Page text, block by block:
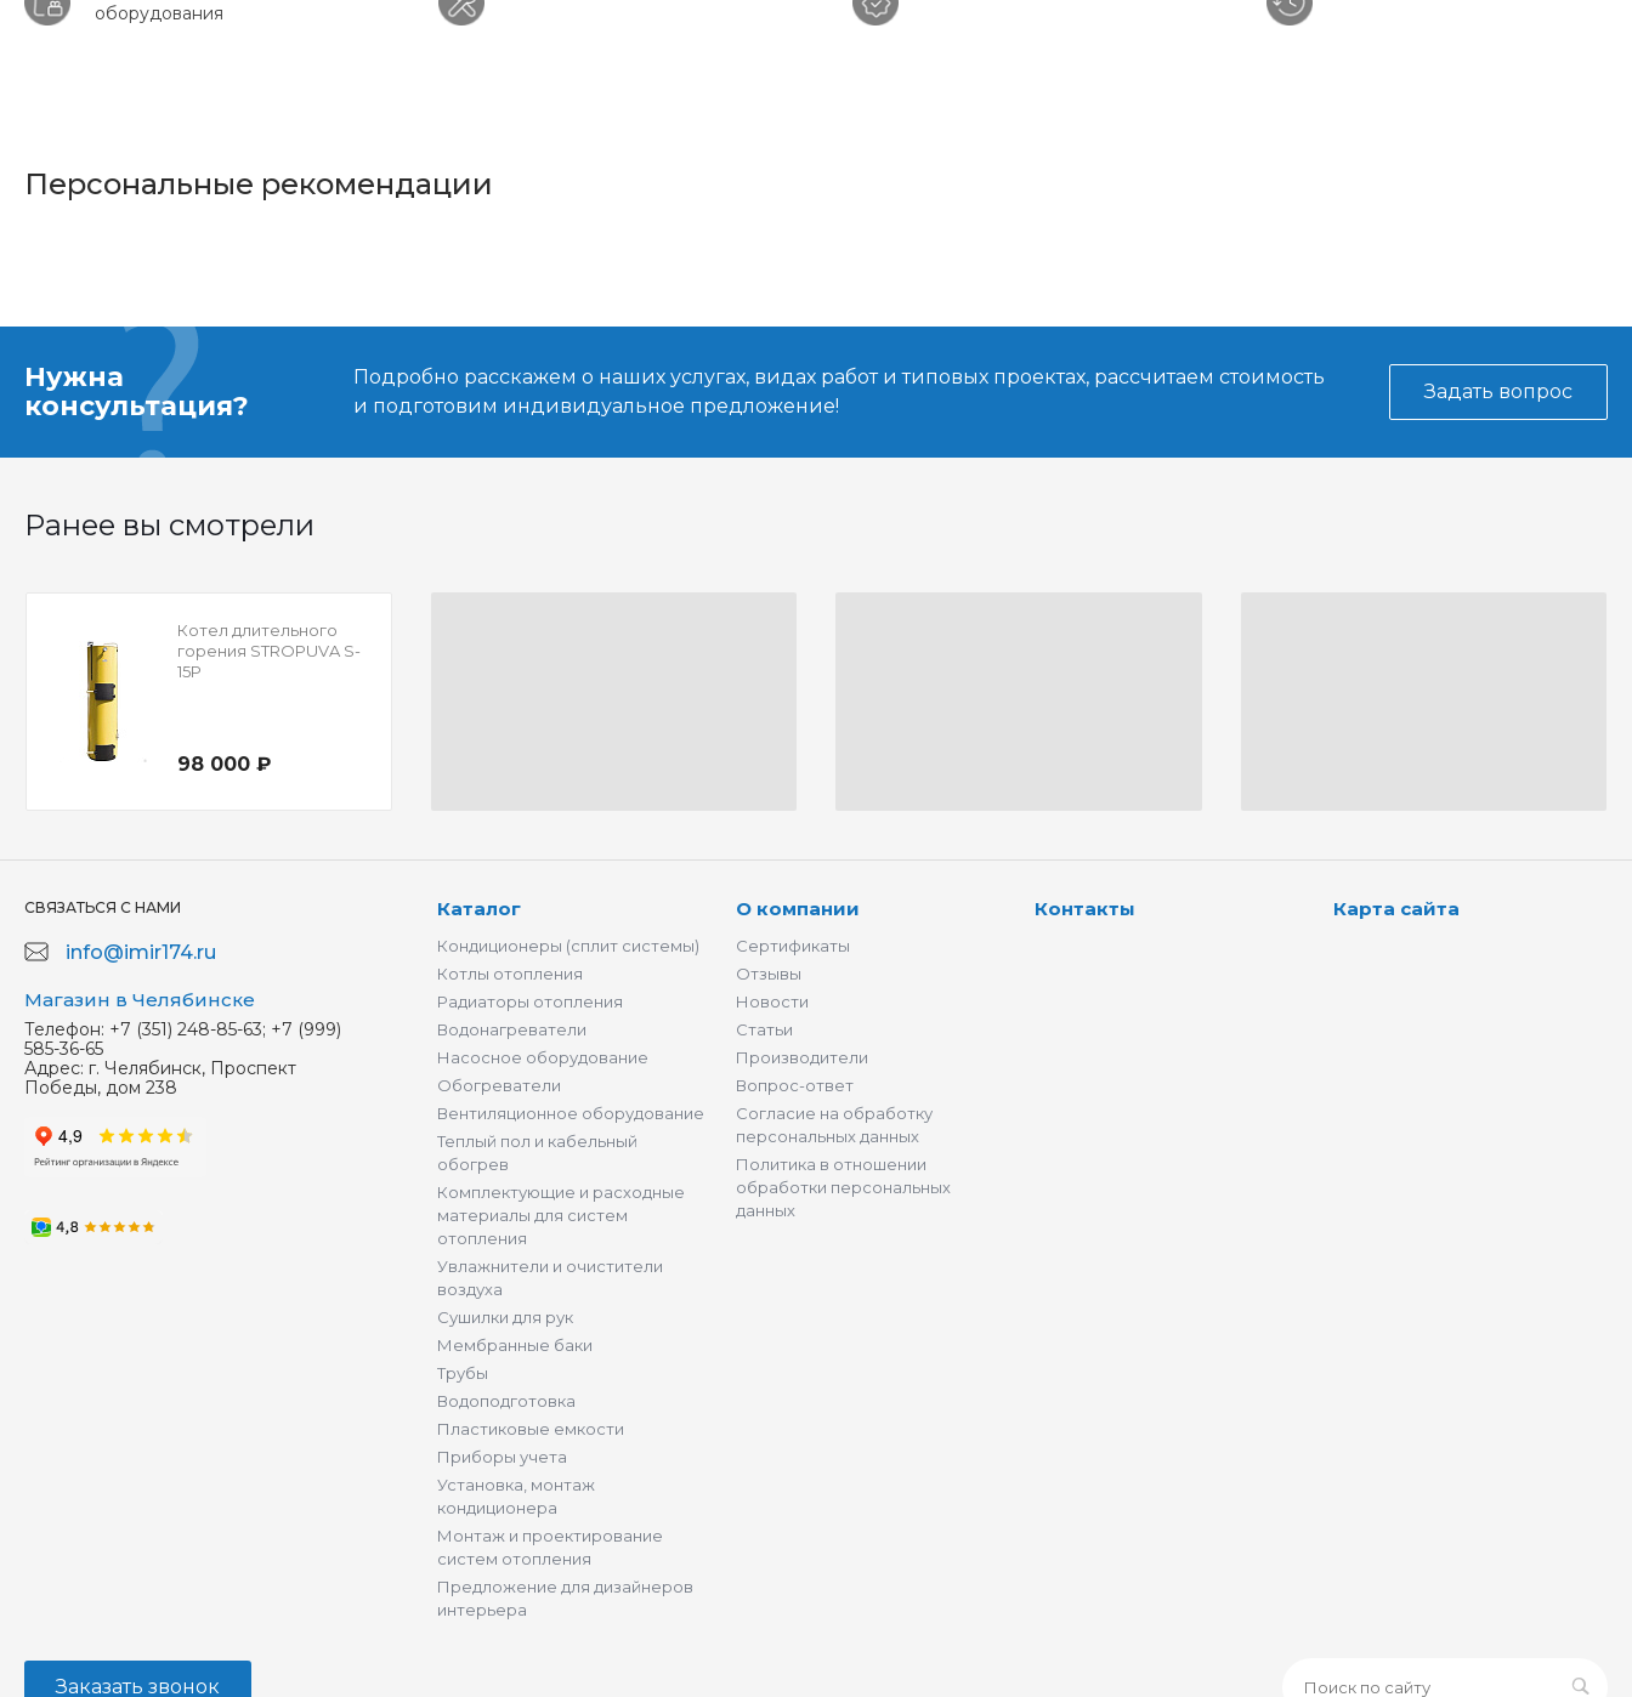
оборудования
Персональные рекомендации
Нужна
консультация?
Подробно расскажем о наших услугах, видах работ и типовых проектах, рассчитаем стоимость
и подготовим индивидуальное предложение!
Задать вопрос
Ранее вы смотрели
Котел длительного
горения STROPUVA S-
15Р
98 000 ₽
СВЯЗАТЬСЯ С НАМИ
info@imir174.ru
Магазин в Челябинске
Телефон: +7 (351) 248-85-63; +7 (999)
585-36-65
Адрес: г. Челябинск, Проспект
Победы, дом 238
Каталог
Кондиционеры (сплит системы)
Котлы отопления
Радиаторы отопления
Водонагреватели
Насосное оборудование
Обогреватели
Вентиляционное оборудование
Теплый пол и кабельный
обогрев
Комплектующие и расходные
материалы для систем
отопления
Увлажнители и очистители
воздуха
Сушилки для рук
Мембранные баки
Трубы
Водоподготовка
Пластиковые емкости
Приборы учета
Установка, монтаж
кондиционера
Монтаж и проектирование
систем отопления
Предложение для дизайнеров
интерьера
О компании
Сертификаты
Отзывы
Новости
Статьи
Производители
Вопрос-ответ
Согласие на обработку
персональных данных
Политика в отношении
обработки персональных
данных
Контакты Карта сайта
Заказать звонок